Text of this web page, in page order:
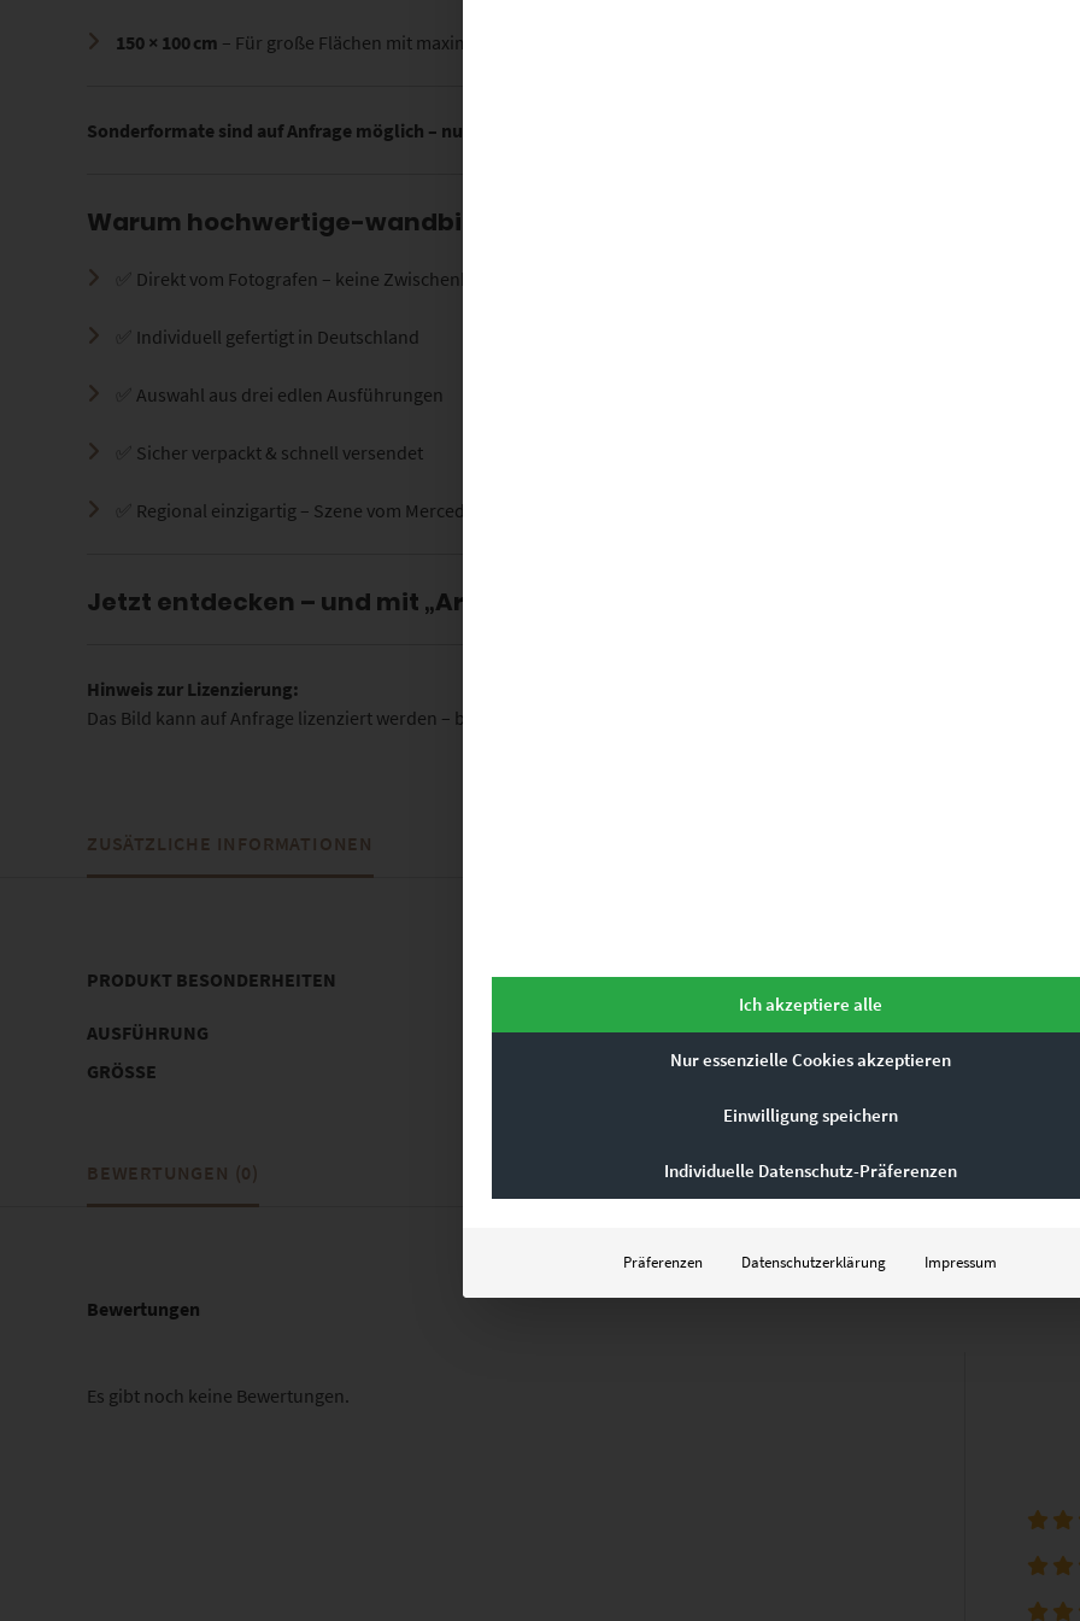
150 × 100 cm – Für große Flächen mit maximaler Wirkung – ob in Konferenzraum oder Loft
Sonderformate sind auf Anfrage möglich – nutze dazu einfach unser
Warum hochwertige-wandbilder.de?
✅ Direkt vom Fotografen – keine Zwischenhändler
✅ Individuell gefertigt in Deutschland
✅ Auswahl aus drei edlen Ausführungen
✅ Sicher verpackt & schnell versendet
✅ Regional einzigartig – Szene vom Mercedes-Benz Museum Stuttgart
Jetzt entdecken – und mit „Are You Ready for the Cage“ deinem Raum
Hinweis zur Lizenzierung:
Das Bild kann auf Anfrage lizenziert werden – bitte nutze dazu unser
ZUSÄTZLICHE INFORMATIONEN
PRODUKT BESONDERHEITEN
AUSFÜHRUNG
Poster, Leinwand auf Keilrahmen, Acrylglas
GRÖSSE
30 x 20 cm, 45 x 30 cm, 60 x 40 cm, 75 x 50 cm, 90 x 60 cm, 120 x 80 cm, 135 x
BEWERTUNGEN (0)
Bewertungen
Es gibt noch keine Bewertungen.
Ich akzeptiere alle
Nur essenzielle Cookies akzeptieren
Einwilligung speichern
Individuelle Datenschutz-Präferenzen
Präferenzen Datenschutzerklärung Impressum